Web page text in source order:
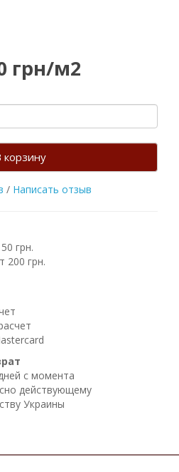
грн/м2
корзину
/ Написать отзыв
грн.
200 грн.
с момента
действующему
Украины